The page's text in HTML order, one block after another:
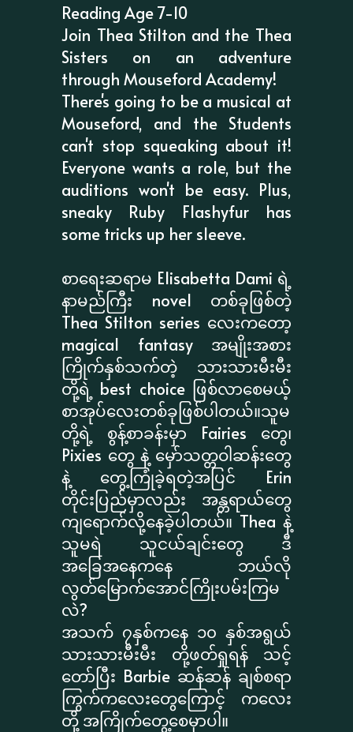
Reading Age 7-10
Join Thea Stilton and the Thea
Sisters on an adventure
through Mouseford Academy!
There's going to be a musical at
Mouseford, and the Students
can't stop squeaking about it!
Everyone wants a role, but the
auditions won't be easy. Plus,
sneaky Ruby Flashyfur has
some tricks up her sleeve.
စာရေးဆရာမ Elisabetta Dami ရဲ့
နာမည်ကြီး novel တစ်ခုဖြစ်တဲ့
Thea Stilton series လေးကတော့
magical fantasy အမျိုးအစား
ကြိုက်နှစ်သက်တဲ့ သားသားမီးမီး
တို့ရဲ့ best choice ဖြစ်လာစေမယ့်
စာအုပ်လေးတစ်ခုဖြစ်ပါတယ်။သူမ
တို့ရဲ့ စွန့်စာခန်းမှာ Fairies တွေ၊
Pixies တွေ နဲ့ မှော်သတ္တဝါဆန်းတွေ
နဲ့ တွေ့ကြုံခဲ့ရတဲ့အပြင် Erin
တိုင်းပြည်မှာလည်း အန္တရာယ်တွေ
ကျရောက်လို့နေခဲ့ပါတယ်။ Thea နဲ့
သူမရဲ သူငယ်ချင်းတွေ ဒီ
အခြေအနေကနေ ဘယ်လို
လွတ်မြောက်အောင်ကြိုးပမ်းကြမ
လဲ?
အသက် ၇နှစ်ကနေ ၁၀ နှစ်အရွယ်
သားသားမီးမီး တို့ဖတ်ရှုရန် သင့်
တော်ပြီး Barbie ဆန်ဆန် ချစ်စရာ
ကြွက်ကလေးတွေကြောင့် ကလေး
တို့ အကြိုက်တွေ့စေမှာပါ။